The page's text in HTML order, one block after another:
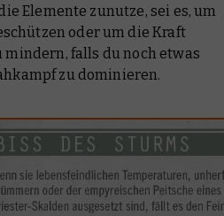
Elemente zunutze, sei es, um
oder um die Kraft
mindern, falls du noch etwas
zu dominieren.